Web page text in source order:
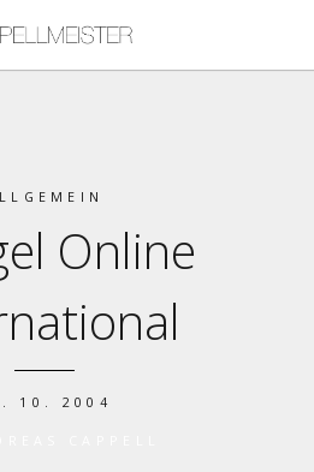
Online
10. 2004